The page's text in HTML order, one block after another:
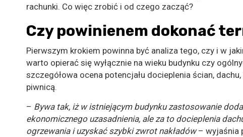
rachunki. Co więc zrobić i od czego zacząć?
Czy powinienem dokonać
Pierwszym krokiem powinna być analiza tego, czy i w
warto opierać się wyłącznie na wieku budynku czy
szczegółowa ocena potencjału docieplenia ścian,
piwnicą.
– Bywa tak, iż w istniejącym budynku zastosowanie
ekonomicznego uzasadnienia, ale za to docieplenia
ogrzewania i uzyskać szybki zwrot nakładów– wyjaśnia